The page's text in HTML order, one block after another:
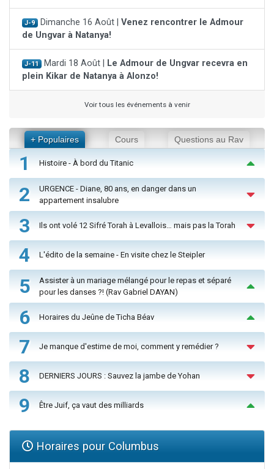
J-9 Dimanche 16 Août | Venez rencontrer le Admour
de Ungvar à Natanya!
J-11 Mardi 18 Août |
Le Admour de Ungvar recevra en
plein Kikar de Natanya à Alonzo!
Voir tous les événements à venir
+ Populaires Cours Questions au Rav
1 Histoire - À bord du Titanic
2
URGENCE - Diane, 80 ans, en danger dans un
appartement insalubre
3 Ils ont volé 12 Sifré Torah à Levallois… mais pas la Torah
4 L'édito de la semaine - En visite chez le Steipler
5
Assister à un mariage mélangé pour le repas et séparé
pour les danses ?! (Rav Gabriel DAYAN)
6 Horaires du Jeûne de Ticha Béav
7 Je manque d'estime de moi, comment y remédier ?
8 DERNIERS JOURS : Sauvez la jambe de Yohan
9 Être Juif, ça vaut des milliards
Horaires pour Columbus